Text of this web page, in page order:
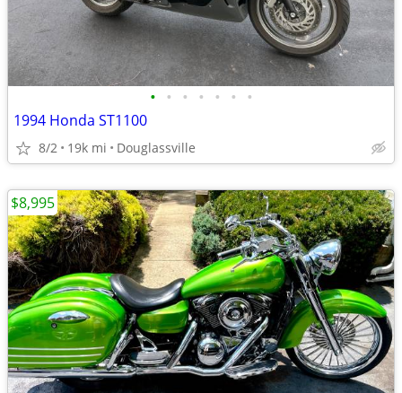
• • • • • • •
1994 Honda ST1100
8/2 19k mi Douglassville
$8,995